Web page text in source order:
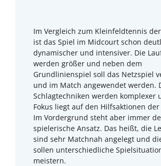
Im Ver­gleich zum Kleinfeldtennis
ist das Spiel im Midcourt schon
dynamischer und intensiver. Die
werden größer und neben dem
Grundlinienspiel soll das Netzspiel
und im Match angewendet werden.
Schlagtechniken werden komplexer
Fokus liegt auf den Hilfsaktionen der
Im Vordergrund steht aber immer
spielerische Ansatz. Das heißt, die
sind sehr Matchnah angelegt und
sollen unterschiedliche
meistern.